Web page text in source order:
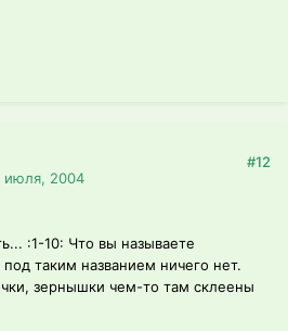
июля, 2004
#12
:1-10: Что вы называете
таким названием ничего нет.
зернышки чем-то там склеены